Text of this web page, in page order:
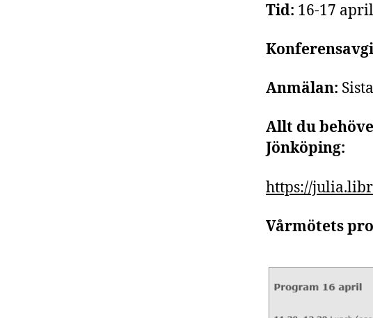
Tid: 16-17 april
Anmälan:
Allt du
Jönköping:
https://
Vårmötets